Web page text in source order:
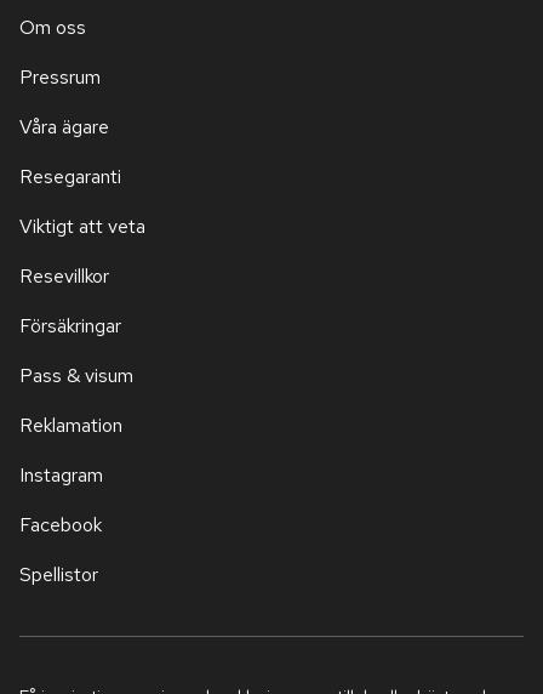
Om oss
Pressrum
Våra ägare
Resegaranti
Viktigt att veta
Resevillkor
Försäkringar
Pass & visum
Reklamation
Instagram
Facebook
Spellistor